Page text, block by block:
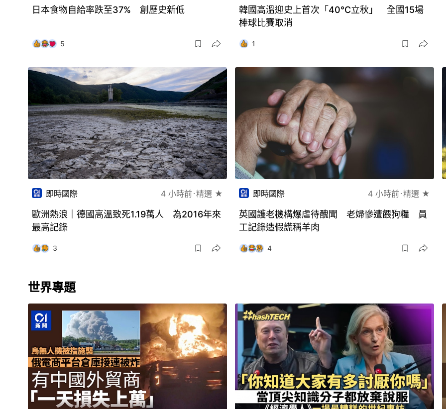
日本食物自給率跌至37% 創歷史新低
5
韓國高溫迎史上首次「40℃立秋」 全國15場
棒球比賽取消
1
即時國際 4 小時前 精選 ★
歐洲熱浪｜德國高溫致死1.19萬人 為2016年來
最高記錄
3
即時國際 4 小時前 精選 ★
英國護老機構爆虐待醜聞 老婦慘遭餵狗糧 員
工記錄造假謊稱羊肉
4
世界專題